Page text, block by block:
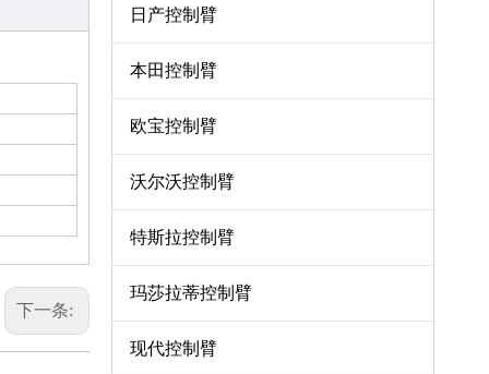
下一条:
日产控制臂
本田控制臂
欧宝控制臂
沃尔沃控制臂
特斯拉控制臂
玛莎拉蒂控制臂
现代控制臂